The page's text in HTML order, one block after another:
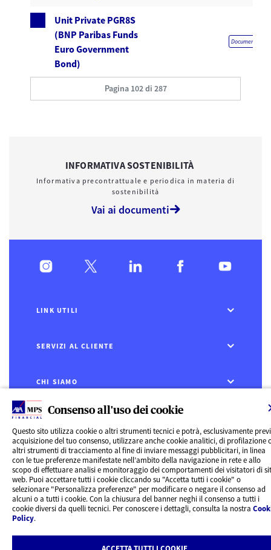
Consenso all'uso dei cookie
Questo sito utilizza cookie o altri strumenti tecnici e potrà, esclusivamente
acquisizione del tuo consenso, utilizzare anche cookie analitici, di profilazione
altri strumenti di tracciamento al fine di inviare messaggi pubblicitari, in linea
con le tue preferenze manifestate nell’ambito della navigazione in rete e allo
scopo di effettuare analisi e monitoraggio dei comportamenti dei visitatori di
web. Puoi accettare tutti i cookie cliccando su "Accetta tutti i cookie" o
selezionare "Personalizza preferenze" per modificare o negare il consenso ad
alcuni o a tutti i cookie. Con la chiusura del banner neghi il consenso a tutti i
cookie diversi da quelli tecnici. Per conoscere i dettagli, consulta la nostra
Policy.
Unit Private PGR8S
(BNP Paribas Funds
Euro Government
Bond)
Pagina 102 di 287
INFORMATIVA SOSTENIBILITÀ
Informativa precontrattuale e periodica in materia di
sostenibilità
Vai ai documenti
LINK UTILI
SERVIZI AL CLIENTE
CHI SIAMO
CONTATTI
Privacy
Rivedi le tue scelte sui Cookie
Cookie Policy
Informazioni legali
AXA MPS Financial DAC - VAT Number IE8293822E